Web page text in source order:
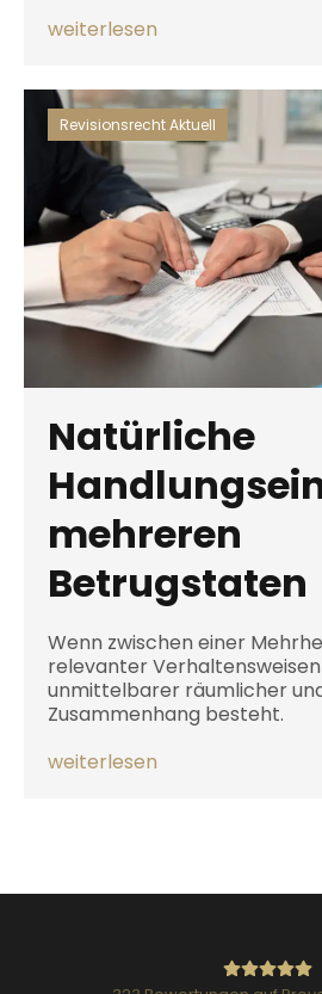
weiterlesen
Natürliche
mehreren
Betrugstaten
Wenn zwischen einer
relevanter
unmittelbarer räumlicher
Zusammenhang besteht.
weiterlesen
Revisionsrecht Aktuell